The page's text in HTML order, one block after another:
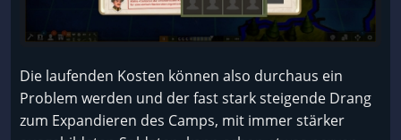
Die laufenden Kosten können also durchaus ein
Problem werden und der fast stark steigende Drang
zum Expandieren des Camps, mit immer stärker